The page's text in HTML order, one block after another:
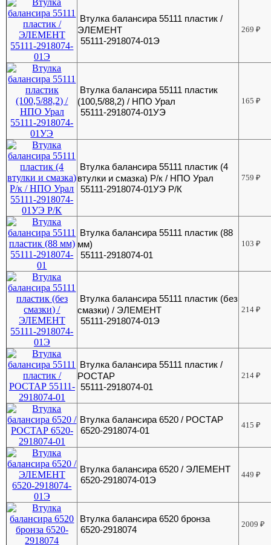
Втулка балансира 55111 пластик /
ЭЛЕМЕНТ
55111-2918074-01Э
269₽
Втулка балансира 55111 пластик
(100,5/88,2) / НПО Урал
55111-2918074-01УЭ
165₽
Втулка балансира 55111 пластик (4
втулки и смазка) Р/к / НПО Урал
55111-2918074-01УЭ Р/К
759₽
Втулка балансира 55111 пластик (88
мм)
55111-2918074-01
103₽
Втулка балансира 55111 пластик (без
смазки) / ЭЛЕМЕНТ
55111-2918074-01Э
214₽
Втулка балансира 55111 пластик /
РОСТАР
55111-2918074-01
214₽
Втулка балансира 6520 / РОСТАР
6520-2918074-01
415₽
Втулка балансира 6520 / ЭЛЕМЕНТ
6520-2918074-01Э
449₽
Втулка балансира 6520 бронза
6520-2918074
2009₽